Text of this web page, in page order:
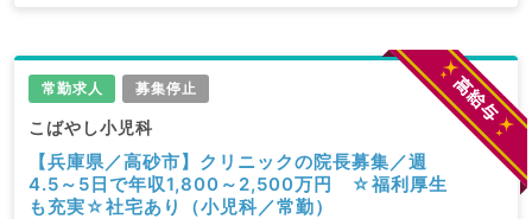
常勤求人 募集停止
こばやし小児科
【兵庫県／高砂市】クリニックの院長募集／週
4.5～5日で年収1,800～2,500万円 ☆福利厚生
も充実☆社宅あり（小児科／常勤）